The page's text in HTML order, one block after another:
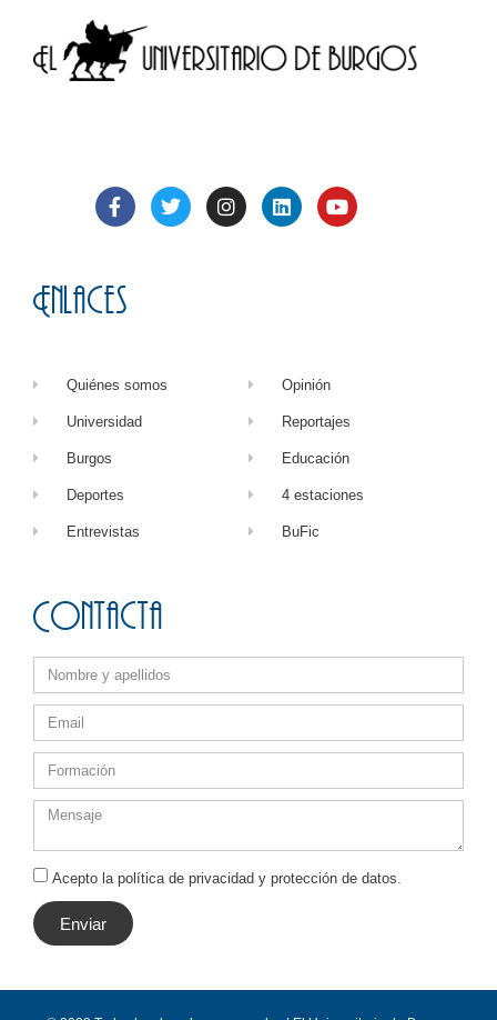
Enlaces
Quiénes somos
Universidad
Burgos
Deportes
Entrevistas
Opinión
Reportajes
Educación
4 estaciones
BuFic
Contacta
Acepto la política de privacidad y protección de datos.
Enviar